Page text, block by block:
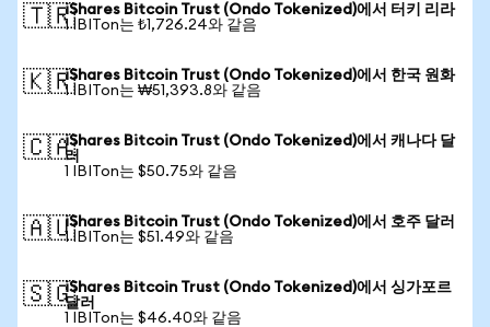
🇹🇷iShares Bitcoin Trust (Ondo Tokenized)에서 터키 리라
1 IBITon는 ₺1,726.24와 같음
🇰🇷iShares Bitcoin Trust (Ondo Tokenized)에서 한국 원화
1 IBITon는 ₩51,393.8와 같음
🇨🇦iShares Bitcoin Trust (Ondo Tokenized)에서 캐나다 달
러
1 IBITon는 $50.75와 같음
🇦🇺iShares Bitcoin Trust (Ondo Tokenized)에서 호주 달러
1 IBITon는 $51.49와 같음
🇸🇬iShares Bitcoin Trust (Ondo Tokenized)에서 싱가포르
달러
1 IBITon는 $46.40와 같음